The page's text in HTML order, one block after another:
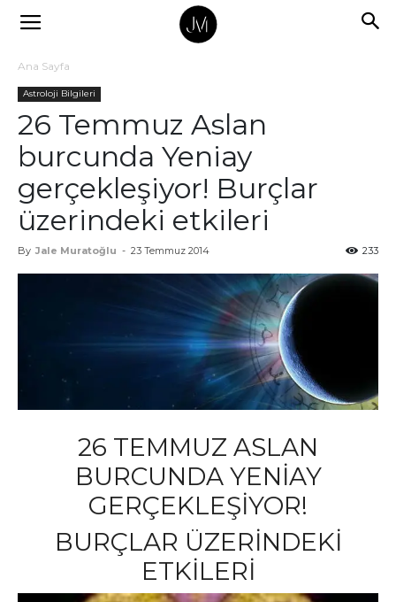
Ana Sayfa
Astroloji Bilgileri
26 Temmuz Aslan
burcunda Yeniay
gerçekleşiyor! Burçlar
üzerindeki etkileri
By Jale Muratoğlu - 23 Temmuz 2014 233
26 TEMMUZ ASLAN
BURCUNDA YENİAY
GERÇEKLEŞİYOR!
BURÇLAR ÜZERİNDEKİ
ETKİLERİ